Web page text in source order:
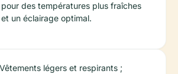
pour des températures plus fraîches
et un éclairage optimal.
Vêtements légers et respirants ;